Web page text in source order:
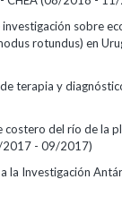
investigación sobre
rotundus) en
terapia y
costero del río de la
- 09/2017)
la Investigación